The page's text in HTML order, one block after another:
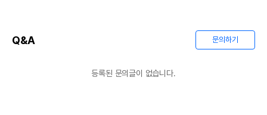
Q&A 문의하기
등록된 문의글이 없습니다.